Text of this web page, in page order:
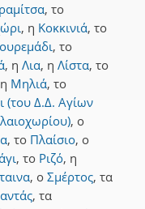
, το
, η Κοκκινιά, το
, το
, η Λια, η Λίστα, το
η Μηλιά, το
(του Δ.Δ. Αγίων
, ο
, το Πλαίσιο, ο
, το Ριζό, η
, ο Σμέρτος, τα
, τα